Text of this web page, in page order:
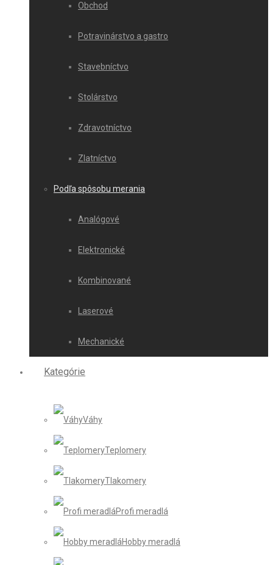
Obchod
Potravinárstvo a gastro
Stavebníctvo
Stolárstvo
Zdravotníctvo
Zlatníctvo
Podľa spôsobu merania
Analógové
Elektronické
Kombinované
Laserové
Mechanické
Kategórie
Váhy
Teplomery
Tlakomery
Profi meradlá
Hobby meradlá